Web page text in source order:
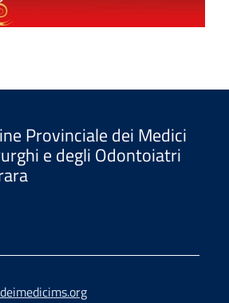
Provinciale dei Medici
e degli Odontoiatri